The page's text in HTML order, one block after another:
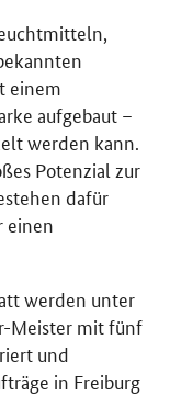
einem
aufgebaut –
werden kann.
Potenzial zur
dafür
einen
werden unter
Meister mit fünf
und
in Freiburg